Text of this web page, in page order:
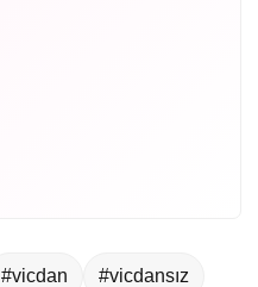
#vicdan #vicdansız